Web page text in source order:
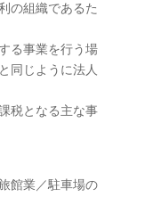
の組織であるた
る事業を行う場
同じように法人
税となる主な事
館業／駐車場の